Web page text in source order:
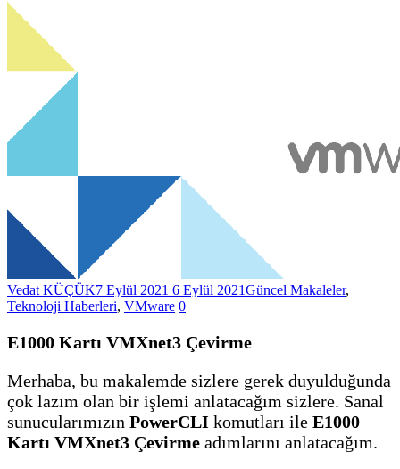
Vedat KÜÇÜK7 Eylül 2021 6 Eylül 2021Güncel Makaleler,
Teknoloji Haberleri, VMware 0
E1000 Kartı VMXnet3 Çevirme
Merhaba, bu makalemde sizlere gerek duyulduğunda
çok lazım olan bir işlemi anlatacağım sizlere. Sanal
sunucularımızın PowerCLI komutları ile E1000
Kartı VMXnet3 Çevirme adımlarını anlatacağım.